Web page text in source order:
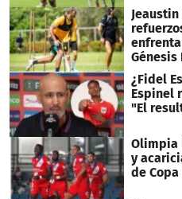
Génesis
¿Fidel
Espinel
"El
Olimpia
y
de